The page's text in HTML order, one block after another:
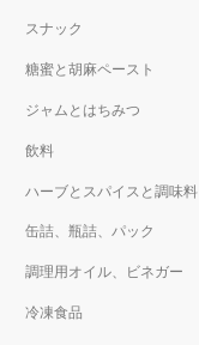
スナック
糖蜜と胡麻ペースト
ジャムとはちみつ
飲料
ハーブとスパイスと調味料
缶詰、瓶詰、パック
調理用オイル、ビネガー
冷凍食品